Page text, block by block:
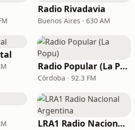
Radio Rivadavia
Buenos Aires · 630 AM
Radio Popular (La Popu)
Córdoba · 92.3 FM
LRA1 Radio Nacional Argentina